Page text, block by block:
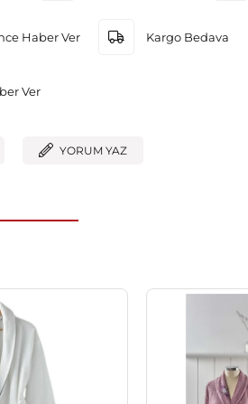
Haber Ver Kargo Bedava
Ver
YORUM YAZ